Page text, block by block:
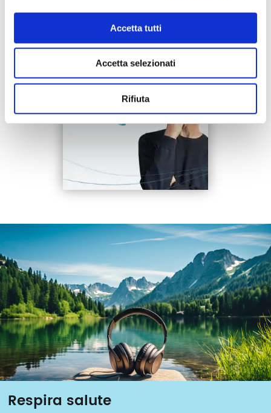
Accetta tutti
Accetta selezionati
Rifiuta
Respira salute